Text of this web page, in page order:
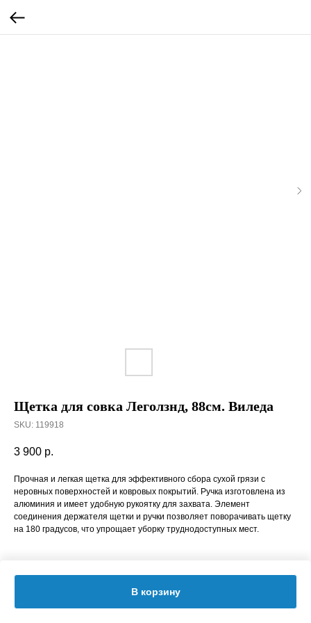
Щетка для совка Леголзнд, 88см. Виледа
SKU: 119918
3 900 р.
В корзину
Прочная и легкая щетка для эффективного сбора сухой грязи с
неровных поверхностей и ковровых покрытий. Ручка изготовлена из
алюминия и имеет удобную рукоятку для захвата. Элемент
соединения держателя щетки и ручки позволяет поворачивать щетку
на 180 градусов, что упрощает уборку труднодоступных мест.